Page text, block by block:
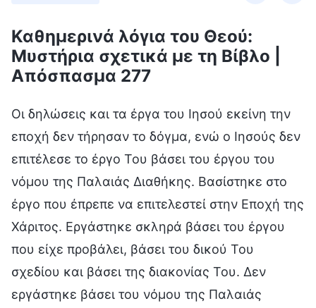
Καθημερινά λόγια του Θεού:
Μυστήρια σχετικά με τη Βίβλο |
Απόσπασμα 277
Οι δηλώσεις και τα έργα του Ιησού εκείνη την
εποχή δεν τήρησαν το δόγμα, ενώ ο Ιησούς δεν
επιτέλεσε το έργο Του βάσει του έργου του
νόμου της Παλαιάς Διαθήκης. Βασίστηκε στο
έργο που έπρεπε να επιτελεστεί στην Εποχή της
Χάριτος. Εργάστηκε σκληρά βάσει του έργου
που είχε προβάλει, βάσει του δικού Του
σχεδίου και βάσει της διακονίας Του. Δεν
εργάστηκε βάσει του νόμου της Παλαιάς